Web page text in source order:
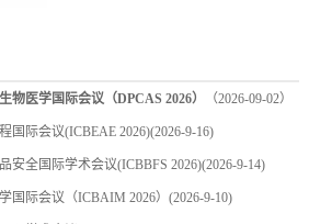
物医学国际会议（DPCAS 2026） （2026-09-02）
国际会议(ICBEAE 2026)(2026-9-16)
安全国际学术会议(ICBBFS 2026)(2026-9-14)
国际会议（ICBAIM 2026） (2026-9-10)